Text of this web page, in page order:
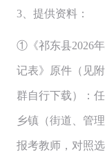
3、提供资料：
①《祁东县2026
记表》原件（见
群自行下载）：
乡镇（街道、管
报考教师，对照